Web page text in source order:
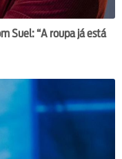
Suel: “A roupa já está